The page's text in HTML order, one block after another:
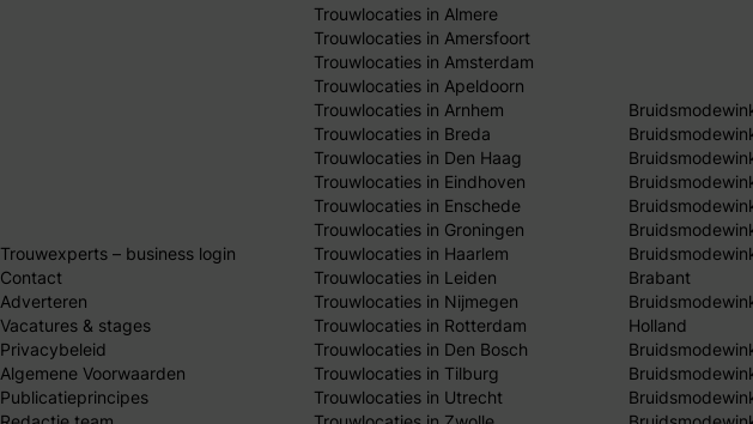
Trouwexperts – business login
Contact
Adverteren
Vacatures & stages
Privacybeleid
Algemene Voorwaarden
Publicatieprincipes
Trouwlocaties in Almere
Trouwlocaties in Amersfoort
Trouwlocaties in Amsterdam
Trouwlocaties in Apeldoorn
Trouwlocaties in Arnhem
Trouwlocaties in Breda
Trouwlocaties in Den Haag
Trouwlocaties in Eindhoven
Trouwlocaties in Enschede
Trouwlocaties in Groningen
Trouwlocaties in Haarlem
Trouwlocaties in Leiden
Trouwlocaties in Nijmegen
Trouwlocaties in Rotterdam
Trouwlocaties in Den Bosch
Trouwlocaties in Tilburg
Trouwlocaties in Utrecht
Brabant
Holland